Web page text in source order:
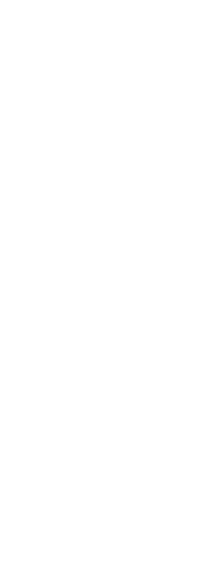
si, ou introduzirmos
de modo
receberá
dias de
serviços
o período
custos
o direito de terminar
proporcional
Para exercer
nos da
no prazo de
da alteração e do
de uma Rede.
através de uma
do Serviço lhe
los em mais do
um desses
Serviços de
familiar